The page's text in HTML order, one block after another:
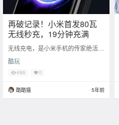
再破记录！小米首发80瓦
无线秒充，19分钟充满
无线充电，是小米手机的传家绝活。
首发50瓦无线秒充技术，刷新小米
无线领域新纪
酷玩
486 0
酷酷猫 5年前